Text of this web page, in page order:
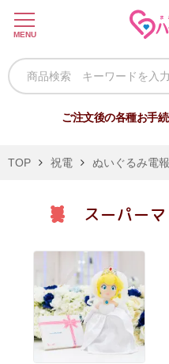
MENU
ご注文後の各種お手
新
会
録
祝
電
弔
電
TOP 祝電 ぬいぐるみ電報
スーパー